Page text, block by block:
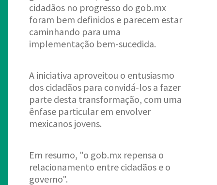
cidadãos no progresso do gob.mx
foram bem definidos e parecem estar
caminhando para uma
implementação bem-sucedida.
A iniciativa aproveitou o entusiasmo
dos cidadãos para convidá-los a fazer
parte desta transformação, com uma
ênfase particular em envolver
mexicanos jovens.
Em resumo, "o gob.mx repensa o
relacionamento entre cidadãos e o
governo".